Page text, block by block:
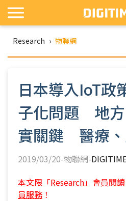
Research › 物聯網
日本導入IoT政
子化問題 地方
實關鍵 醫療
2019/03/20-物聯網-
本文限「Research」會員閱
員服務 ！